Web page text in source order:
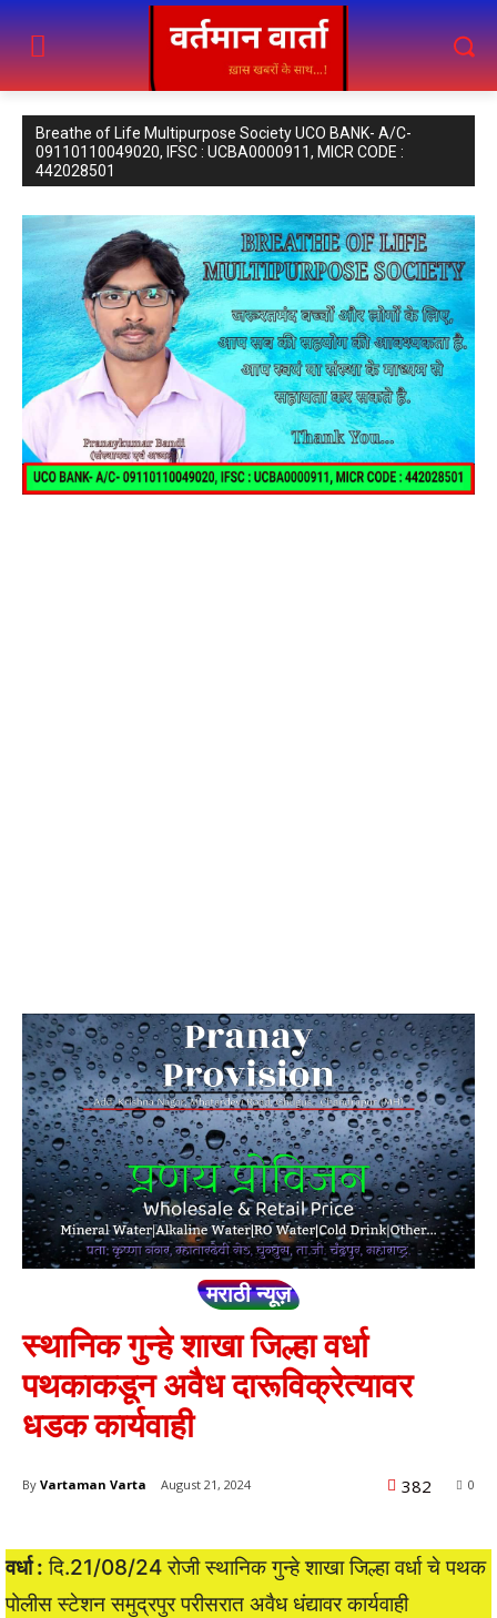
Breathe of Life Multipurpose Society UCO BANK- A/C-
09110110049020, IFSC : UCBA0000911, MICR CODE :
442028501
मराठी न्यूज़
स्थानिक गुन्हे शाखा जिल्हा वर्धा
पथकाकडून अवैध दारूविक्रेत्यावर
धडक कार्यवाही
By Vartaman Varta August 21, 2024 0
382
वर्धा : दि.21/08/24 रोजी स्थानिक गुन्हे शाखा जिल्हा वर्धा चे पथक
पोलीस स्टेशन समुद्रपुर परीसरात अवैध धंद्यावर कार्यवाही